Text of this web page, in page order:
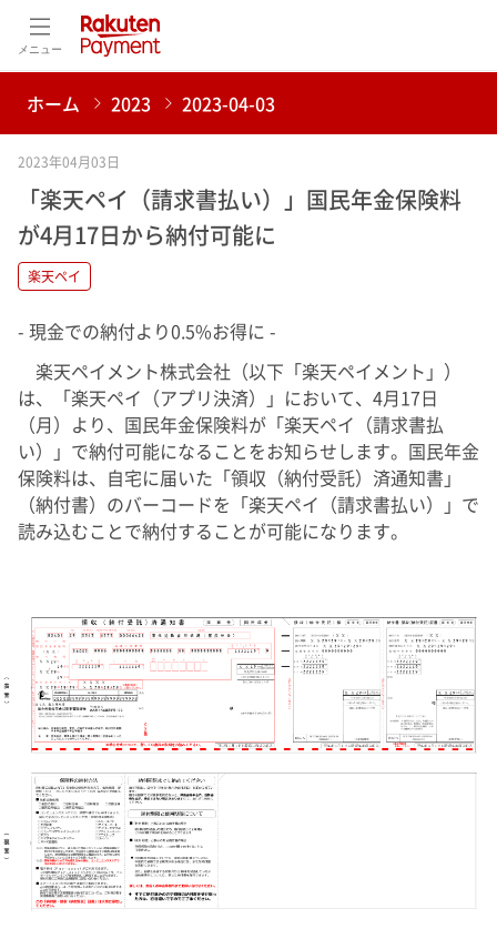
メニュー
ホーム 2023 2023-04-03
2023年04月03日
「楽天ペイ（請求書払い）」国民年金保険料
が4月17日から納付可能に
楽天ペイ
- 現金での納付より0.5%お得に -
楽天ペイメント株式会社（以下「楽天ペイメント」）
は、「楽天ペイ（アプリ決済）」において、4月17日
（月）より、国民年金保険料が「楽天ペイ（請求書払
い）」で納付可能になることをお知らせします。国民年金
保険料は、自宅に届いた「領収（納付受託）済通知書」
（納付書）のバーコードを「楽天ペイ（請求書払い）」で
読み込むことで納付することが可能になります。